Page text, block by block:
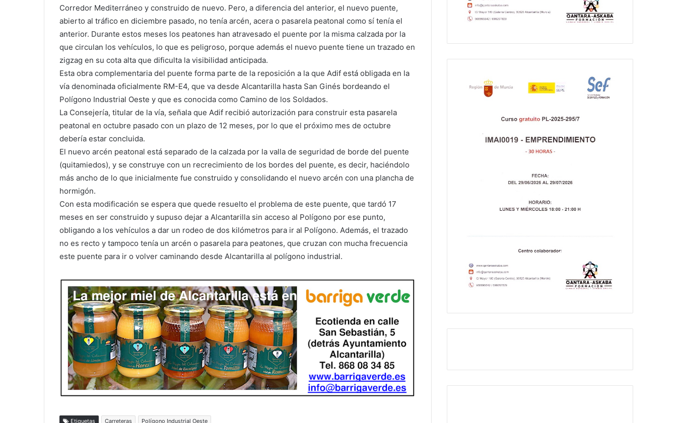
Corredor Mediterráneo y construido de nuevo. Pero, a diferencia del anterior, el nuevo puente,
abierto al tráfico en diciembre pasado, no tenía arcén, acera o pasarela peatonal como sí tenía el
anterior. Durante estos meses los peatones han atravesado el puente por la misma calzada por la
que circulan los vehículos, lo que es peligroso, porque además el nuevo puente tiene un trazado en
zigzag en su cota alta que dificulta la visibilidad anticipada.
Esta obra complementaria del puente forma parte de la reposición a la que Adif está obligada en la
vía denominada oficialmente RM-E4, que va desde Alcantarilla hasta San Ginés bordeando el
Polígono Industrial Oeste y que es conocida como Camino de los Soldados.
La Consejería, titular de la vía, señala que Adif recibió autorización para construir esta pasarela
peatonal en octubre pasado con un plazo de 12 meses, por lo que el próximo mes de octubre
debería estar concluida.
El nuevo arcén peatonal está separado de la calzada por la valla de seguridad de borde del puente
(quitamiedos), y se construye con un recrecimiento de los bordes del puente, es decir, haciéndolo
más ancho de lo que inicialmente fue construido y consolidando el nuevo arcén con una plancha de
hormigón.
Con esta modificación se espera que quede resuelto el problema de este puente, que tardó 17
meses en ser construido y supuso dejar a Alcantarilla sin acceso al Polígono por ese punto,
obligando a los vehículos a dar un rodeo de dos kilómetros para ir al Polígono. Además, el trazado
no es recto y tampoco tenía un arcén o pasarela para peatones, que cruzan con mucha frecuencia
este puente para ir o volver caminando desde Alcantarilla al polígono industrial.
Etiquetas Carreteras Polígono Industrial Oeste